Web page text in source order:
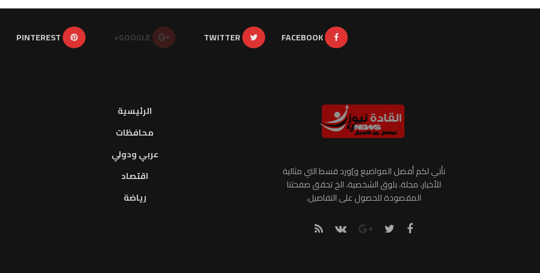
FACEBOOK
TWITTER
GOOGLE+
PINTEREST
نأتي لكم أفضل المواضيع و]ورد قسط التي مثالية
للأخبار، مجلة، بلوق الشخصية، الخ تحقق صفحتنا
المقصودة للحصول على التفاصيل.
الرئيسية
محافظات
عربي ودولي
اقتصاد
رياضة